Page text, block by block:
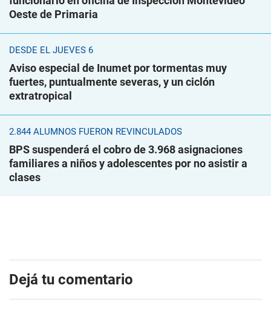
Oeste de Primaria
DESDE EL JUEVES 6
Aviso especial de Inumet por tormentas muy
fuertes, puntualmente severas, y un ciclón
extratropical
2.844 ALUMNOS FUERON REVINCULADOS
BPS suspenderá el cobro de 3.968 asignaciones
familiares a niños y adolescentes por no asistir a
clases
Dejá tu comentario